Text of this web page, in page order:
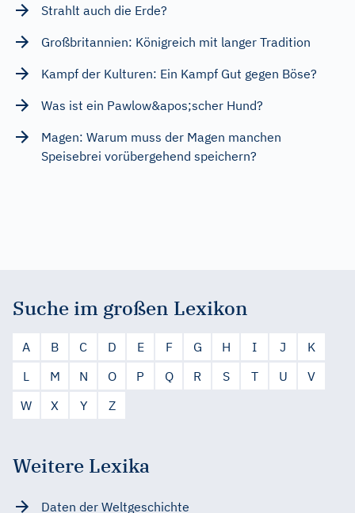
Strahlt auch die Erde?
Großbritannien: Königreich mit langer Tradition
Kampf der Kulturen: Ein Kampf Gut gegen Böse?
Was ist ein Pawlow&apos;scher Hund?
Magen: Warum muss der Magen manchen
Speisebrei vorübergehend speichern?
Suche im großen Lexikon
A B C D E F G H I J
K
L
M N O P Q R S T U
V
W
X Y Z
Weitere Lexika
Daten der Weltgeschichte